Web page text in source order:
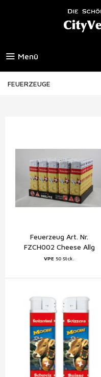
Menü
FEUERZEUGE
Feuerzeug Art. Nr.
FZCH002 Cheese Allg
Berner Oberland
VPE 50 Stck.